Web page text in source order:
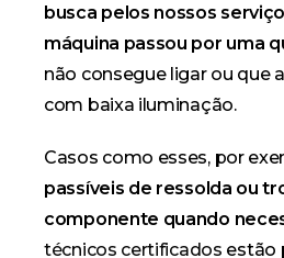
busca pelos nossos
máquina passou por uma
não consegue ligar ou que
com baixa iluminação.
Casos como esses, por
passíveis de ressolda ou
componente quando
técnicos certificados estão